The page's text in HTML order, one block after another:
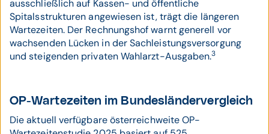
ausschließlich auf Kassen- und öffentliche
Spitalsstrukturen angewiesen ist, trägt die längeren
Wartezeiten. Der Rechnungshof warnt generell vor
wachsenden Lücken in der Sachleistungsversorgung
und steigenden privaten Wahlarzt-Ausgaben.3
OP-Wartezeiten im Bundesländervergleich
Die aktuell verfügbare österreichweite OP-